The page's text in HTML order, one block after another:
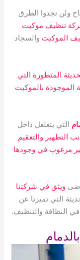
ولن تجدوا الطرق
تنظيف موكيت
الموكيت والسجاد
المتطورة التي
الموجودة بالموكيت
التي يتغلغل داخل
التطهير والتعقيم
مرغوب في وجودها
ويثق في شركتنا
التي تميزنا عن
النظافة والتنظيف.